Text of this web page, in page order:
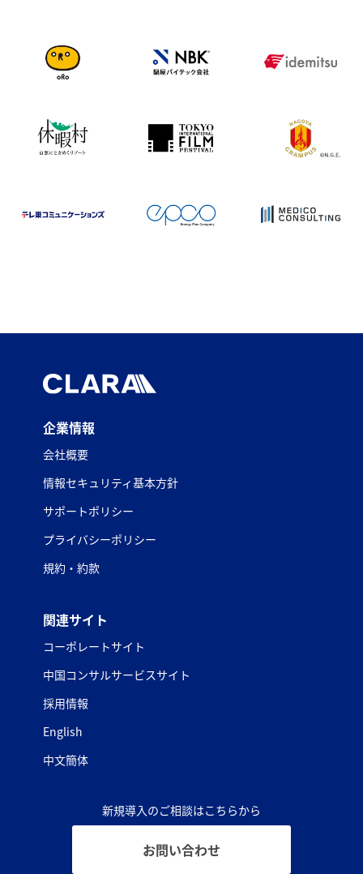
企業情報
会社概要
情報セキュリティ基本方針
サポートポリシー
プライバシーポリシー
規約・約款
関連サイト
コーポレートサイト
中国コンサルサービスサイト
採用情報
English
中文簡体
新規導入のご相談はこちらから
お問い合わせ